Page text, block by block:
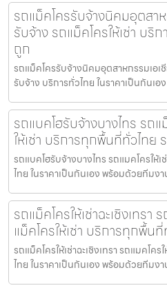
รถแม็คโครรับจ้างนิคมอุตสา
รับจ้าง รถแม็คโครให้เช่า บริ
ถูก
รถแม็คโครรับจ้างนิคมอุตสาหกรรมเอเ
รับจ้าง บริการทั่วไทย ในราคาเป็นกันเ
รถแบคโฮรับจ้างบางไทร รถ
ให้เช่า บริการทุกพื้นที่ทั่วไทย
รถแบคโฮรับจ้างบางไทร รถแมคโครให้
ไทย ในราคาเป็นกันเอง พร้อมด้วยทีมง
รถแม็คโครให้เช่าฉะเชิงเทรา
แม็คโครให้เช่า บริการทุกพื้น
รถแม็คโครให้เช่าฉะเชิงเทรา รถแมคโค
ไทย ในราคาเป็นกันเอง พร้อมด้วยทีม